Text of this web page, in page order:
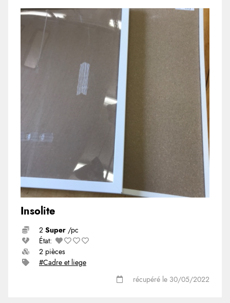
Insolite
2 Super /pc
État:
2 pièces
#Cadre et liege
récupéré le 30/05/2022